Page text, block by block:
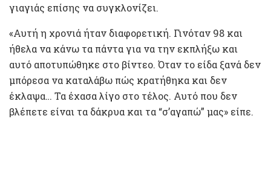
γιαγιάς επίσης να συγκλονίζει.
«Αυτή η χρονιά ήταν διαφορετική. Γινόταν 98 και
ήθελα να κάνω τα πάντα για να την εκπλήξω και
αυτό αποτυπώθηκε στο βίντεο. Όταν το είδα ξανά δεν
μπόρεσα να καταλάβω πώς κρατήθηκα και δεν
έκλαψα… Τα έχασα λίγο στο τέλος. Αυτό που δεν
βλέπετε είναι τα δάκρυα και τα “σ’αγαπώ” μας» είπε.